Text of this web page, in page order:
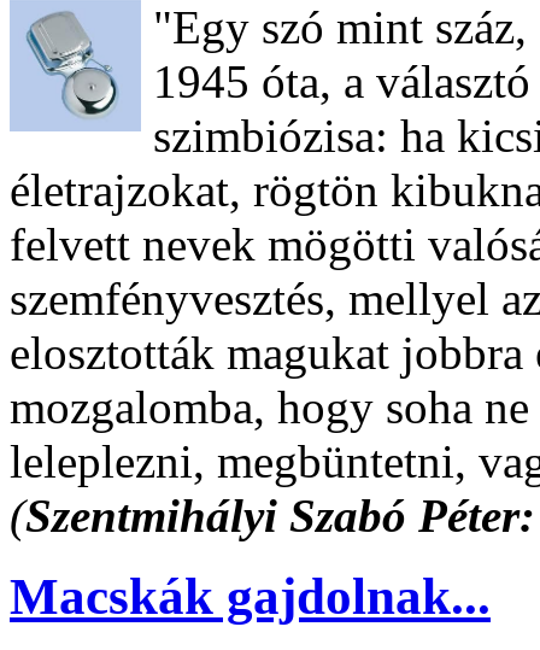
"Egy szó mint
1945 óta, a
szimbiózisa: ha
életrajzokat, rögtön
felvett nevek mögötti
szemfényvesztés, mellyel
elosztották magukat jobbra
mozgalomba, hogy soha
leleplezni, megbüntetni,
(Szentmihályi Szabó
Macskák gajdolnak...